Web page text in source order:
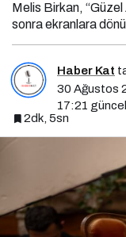
Melis Birkan, “Güzel
sonra ekranlara
Haber Kat
30 Ağustos
17:21
2dk, 5sn